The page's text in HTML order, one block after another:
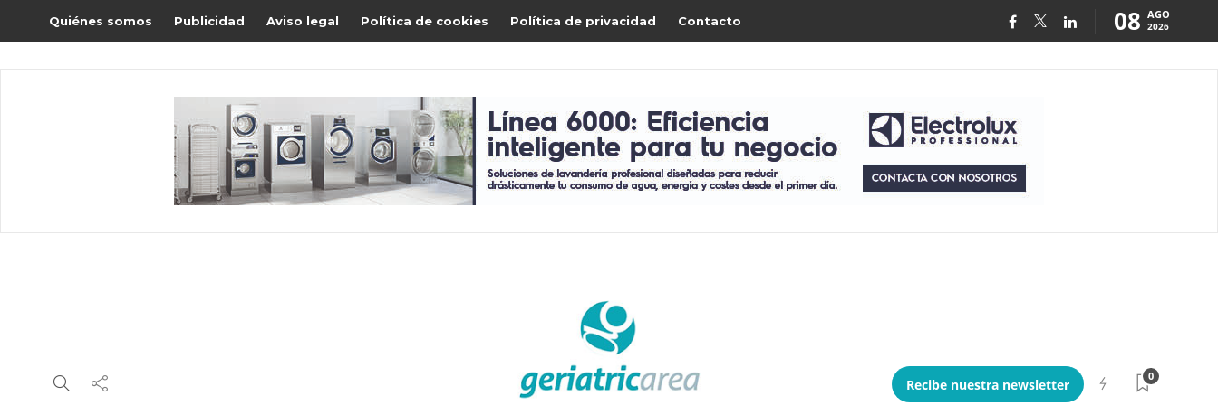
Quiénes somos Publicidad Aviso legal Política de cookies Política de privacidad Contacto 08 AGO
2026
Recibe nuestra newsletter
0